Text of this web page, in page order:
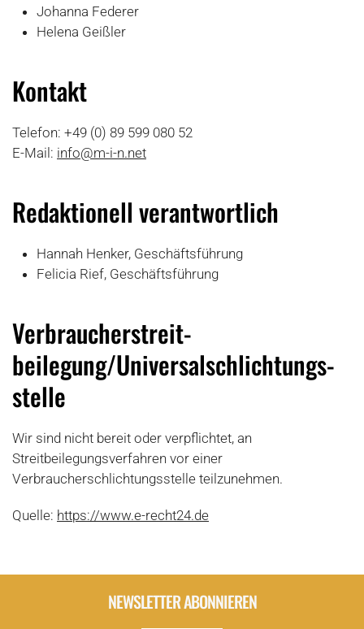
Johanna Federer
Helena Geißler
Kontakt
Telefon: +49 (0) 89 599 080 52
E-Mail: info@m-i-n.net
Redaktionell verantwortlich
Hannah Henker, Geschäftsführung
Felicia Rief, Geschäftsführung
Verbraucher­streit­
beilegung/Universal­schlichtungs­
stelle
Wir sind nicht bereit oder verpflichtet, an
Streitbeilegungsverfahren vor einer
Verbraucherschlichtungsstelle teilzunehmen.
Quelle: https://www.e-recht24.de
NEWSLETTER ABONNIEREN